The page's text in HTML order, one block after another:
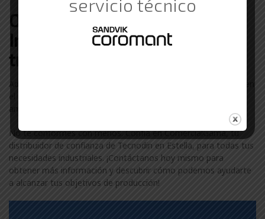
Otras marcas de Suministros
Industriales con las que
trabajamos en Estella
Además de Tecnodin, colaboramos con otras marcas líderes en
el sector industrial en Estella. Descubre más sobre nuestra
amplia gama de marcas visitando nuestra
No te conformes con menos. Confía en ComercialGama, tu
distribuidor de confianza de Tecnodin en Estella, para todas tus
necesidades industriales. ¡Contáctanos hoy mismo para
obtener más información y descubrir cómo podemos ayudarte
a alcanzar tus objetivos de producción!
servicio técnico